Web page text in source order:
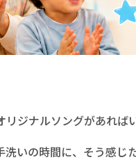
リジナルソングがあれば
洗いの時間に、そう感じ